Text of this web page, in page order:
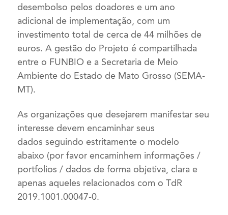
desembolso pelos doadores e um ano
adicional de implementação, com um
investimento total de cerca de 44 milhões de
euros. A gestão do Projeto é compartilhada
entre o FUNBIO e a Secretaria de Meio
Ambiente do Estado de Mato Grosso (SEMA-
MT).
As organizações que desejarem manifestar seu
interesse devem encaminhar seus
dados seguindo estritamente o modelo
abaixo (por favor encaminhem informações /
portfolios / dados de forma objetiva, clara e
apenas aqueles relacionados com o TdR
2019.1001.00047-0.